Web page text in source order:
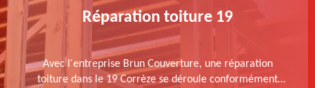
Réparation toiture 19
Avec l'entreprise Brun Couverture, une réparation
toiture dans le 19 Corrèze se déroule conformément